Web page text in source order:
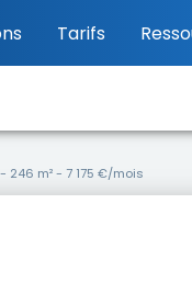
Tarifs
246 m² - 7 175 €/mois